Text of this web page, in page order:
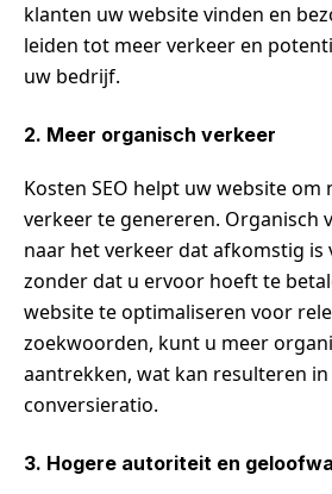
klanten uw website vinden en
leiden tot meer verkeer en
uw bedrijf.
2. Meer organisch verkeer
Kosten SEO helpt uw website om
verkeer te genereren. Organisch
naar het verkeer dat afkomstig is
zonder dat u ervoor hoeft te
website te optimaliseren voor
zoekwoorden, kunt u meer
aantrekken, wat kan resulteren
conversieratio.
3. Hogere autoriteit en